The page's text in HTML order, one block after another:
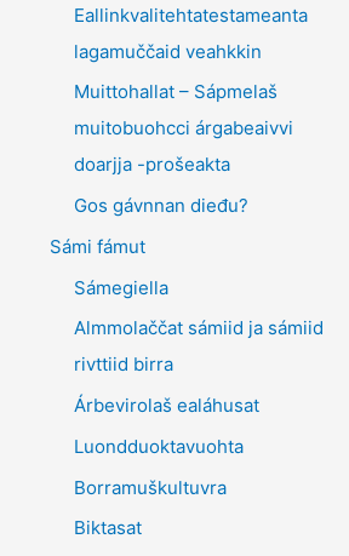
Eallinkvalitehtatestameanta
lagamuččaid veahkkin
Muittohallat – Sápmelaš
muitobuohcci árgabeaivvi
doarjja -prošeakta
Gos gávnnan dieđu?
Sámi fámut
Sámegiella
Almmolaččat sámiid ja sámiid
rivttiid birra
Árbevirolaš ealáhusat
Luondduoktavuohta
Borramuškultuvra
Biktasat